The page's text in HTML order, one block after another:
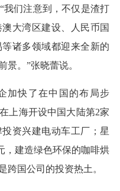
我们注意到，不仅是渣打
大湾区建设、人民币国
诸多领域都迎来全新的
景。”张晓蕾说。
加快了在中国的布局步
上海开设中国大陆第2家
资兴建电动车工厂；星
，建造绿色环保的咖啡烘
国公司的投资热土。